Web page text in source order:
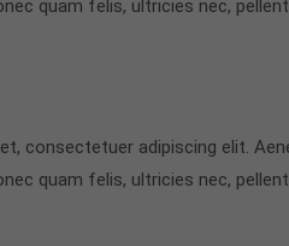
quam felis, ultricies nec,
consectetuer adipiscing elit.
quam felis, ultricies nec,